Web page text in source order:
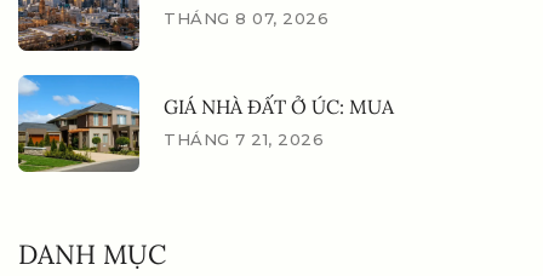
THÁNG 8 07, 2026
GIÁ NHÀ ĐẤT Ở ÚC: MUA
THÁNG 7 21, 2026
DANH MỤC